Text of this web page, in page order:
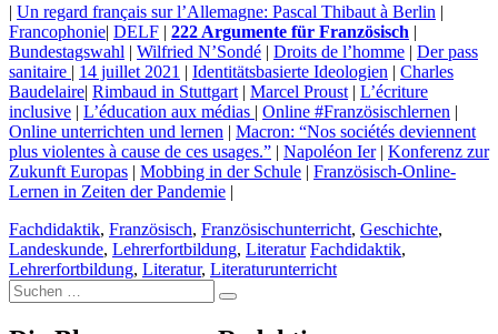
| Un regard français sur l’Allemagne: Pascal Thibaut à Berlin |
Francophonie| DELF | 222 Argumente für Französisch |
Bundestagswahl | Wilfried N’Sondé | Droits de l’homme | Der pass
sanitaire | 14 juillet 2021 | Identitätsbasierte Ideologien | Charles
Baudelaire| Rimbaud in Stuttgart | Marcel Proust | L’écriture
inclusive | L’éducation aux médias | Online #Französischlernen |
Online unterrichten und lernen | Macron: “Nos sociétés deviennent
plus violentes à cause de ces usages.” | Napoléon Ier| Konferenz zur
Zukunft Europas | Mobbing in der Schule | Französisch-Online-
Lernen in Zeiten der Pandemie |
Fachdidaktik, Französisch, Französischunterricht, Geschichte,
Landeskunde, Lehrerfortbildung, Literatur Fachdidaktik,
Lehrerfortbildung, Literatur, Literaturunterricht
Suche
nach: